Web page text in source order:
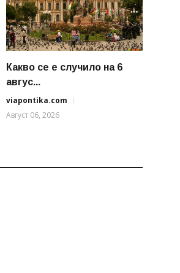
Какво се е случило на 6
авгус...
viapontika.com
Август 06, 2026